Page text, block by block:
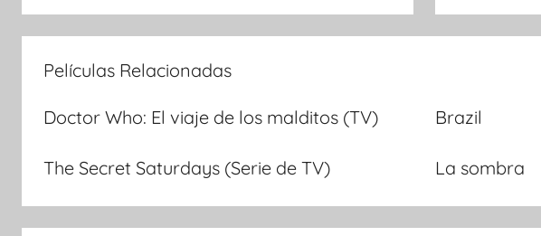
entradas
Películas Relacionadas
Doctor Who: El viaje de los malditos (TV) Brazil
The Secret Saturdays (Serie de TV) La sombra